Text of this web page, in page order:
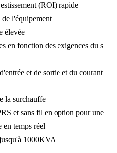
(ROI) rapide
l'équipement
élevée
en fonction des exigences du s
et de sortie et du courant
la surchauffe
et sans fil en option pour une
en temps réel
1000KVA